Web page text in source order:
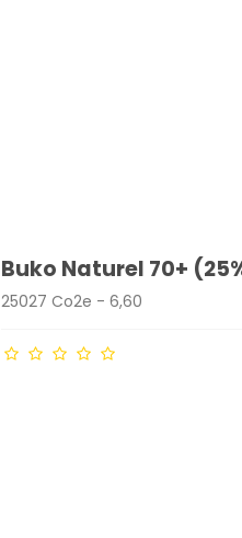
Buko Naturel 70+
25027 Co2e - 6,60